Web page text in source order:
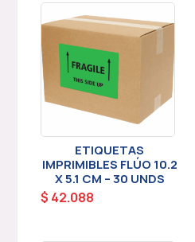
ETIQUETAS
IMPRIMIBLES FLÚO 10.2
X 5.1 CM – 30 UNDS
$ 42.088